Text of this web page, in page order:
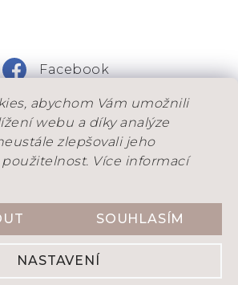
abychom Vám umožnili
webu a díky analýze
zlepšovali jeho
použitelnost. Více informací
NASTAVENÍ
SOUHLASÍM
které stihneme odeslad
dovolené budeme postupně
po našem návratu.
Facebook
Instagram
Vytvořil Shoptet
DENITY. Všechna práva vyhrazena.